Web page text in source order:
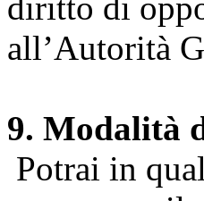
all’Autorità
9. Modalità
Potrai in